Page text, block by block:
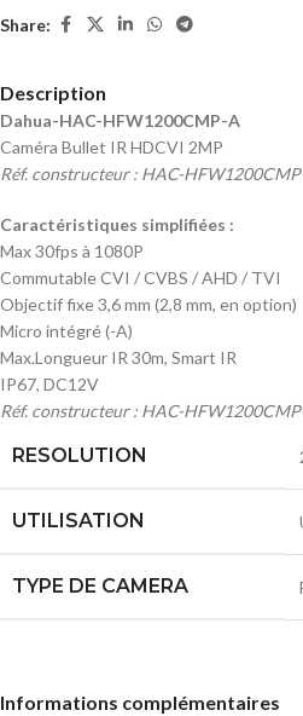
Share:
Description
Dahua-HAC-HFW1200CMP-A
Caméra Bullet IR HDCVI 2MP
Réf. constructeur : HAC-
Caractéristiques simplifiées :
Max 30fps à 1080P
Commutable CVI / CVBS / AHD / TVI
Objectif fixe 3,6 mm (2,8 mm, en option)
Micro intégré (-A)
Max.Longueur IR 30m, Smart IR
IP67, DC12V
Réf. constructeur : HAC-
RESOLUTION
UTILISATION
TYPE DE CAMERA
Informations complémentaires